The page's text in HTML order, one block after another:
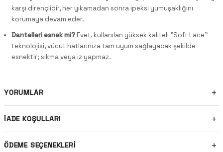
karşı dirençlidir, her yıkamadan sonra ipeksi yumuşaklığını
korumaya devam eder.
Dantelleri esnek mi? Evet, kullanılan yüksek kaliteli "Soft Lace"
teknolojisi, vücut hatlarınıza tam uyum sağlayacak şekilde
esnektir; sıkma veya iz yapmaz.
YORUMLAR
İADE KOŞULLARI
ÖDEME SEÇENEKLERI